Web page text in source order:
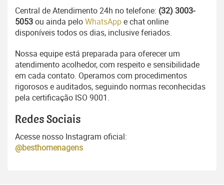
Central de Atendimento 24h no telefone: (32) 3003-
5053ou ainda peloWhatsAppe chat online
disponíveis todos os dias, inclusive feriados.
Nossa equipe está preparada para oferecer um
atendimento acolhedor, com respeito e sensibilidade
em cada contato. Operamos com procedimentos
rigorosos e auditados, seguindo normas reconhecidas
pela certificação ISO 9001.
Redes Sociais
Acesse nosso Instagram oficial:
@besthomenagens